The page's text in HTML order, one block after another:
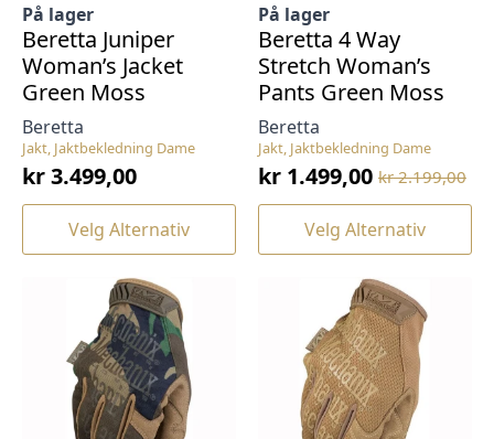
Jakt, Jaktbekledning Dame
Beretta
På lager
Beretta Juniper
Woman’s Jacket
Green Moss
kr3.499,00
Velg Alternativ
Dette
produktet
har
Alternativene
velges
produktsiden
Jakt, Jaktbekledning Dame
Beretta
På lager
Beretta 4 Way
Stretch Woman’s
Pants Green Moss
kr2.199,00
Opprinnelig
pris
kr 1.499,00
Nåværende
pris
Velg Alternativ
Dette
produktet
har
Alternativene
velges
produktsiden